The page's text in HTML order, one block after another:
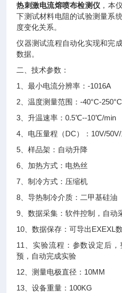
热刺激电流熔喷布检测仪 ，本
下测试材料电阻的试验测量系
度变化关系。
仪器测试流程自动化实现和完
数据。
二、技术参数：
1、最小电流分辨率：-1016A
2、温度测量范围：-40°C-250°C
3、升温速率：0.5℃--10℃/min
4、电压量程（DC）：10V/
5、样品架：自动升降
6、加热方式：电热丝
7、制冷方式：压缩机
8、导热制冷介质：二甲基硅油
9、数据采集：软件控制，自动
10、数据保存：可导出EXEXL
11、实验流程：参数设定后
预，自动完成实验
12、测量电极直径：10MM
13、设备重量：100KG